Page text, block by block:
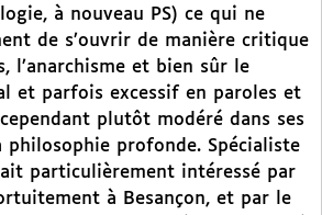
à nouveau PS) ce qui ne
de s’ouvrir de manière critique
l’anarchisme et bien sûr le
et parfois excessif en paroles et
plutôt modéré dans ses
philosophie profonde. Spécialiste
particulièrement intéressé par
à Besançon, et par le